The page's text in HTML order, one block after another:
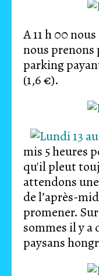
A 11 h 00
nous prenons
parking
(1,6 €).
mis 5 heures
qu'il pleut
attendons
de l’après-
promener.
sommes il y a
paysans